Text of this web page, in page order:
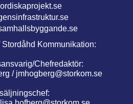
Kommunikation:
Chefredaktör:
/ jmhogberg@storkom.se